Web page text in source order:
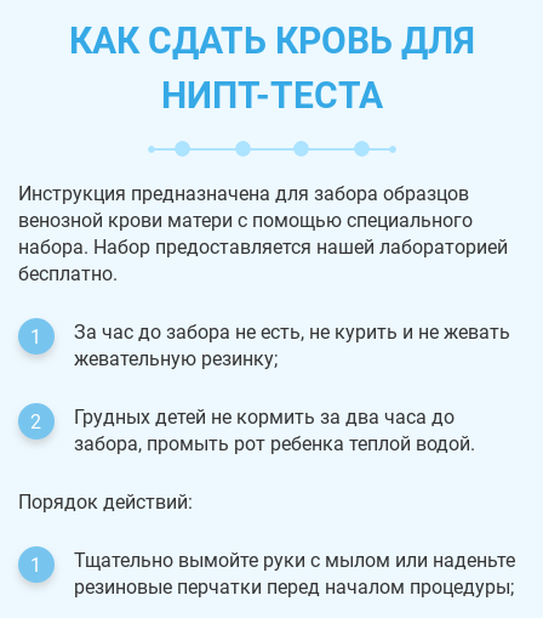
КАК СДАТЬ КРОВЬ ДЛЯ
НИПТ-ТЕСТА
Инструкция предназначена для забора образцов
венозной крови матери с помощью специального
набора. Набор предоставляется нашей лабораторией
бесплатно.
За час до забора не есть, не курить и не жевать
жевательную резинку;
Грудных детей не кормить за два часа до
забора, промыть рот ребенка теплой водой.
Порядок действий:
Тщательно вымойте руки с мылом или наденьте
резиновые перчатки перед началом процедуры;